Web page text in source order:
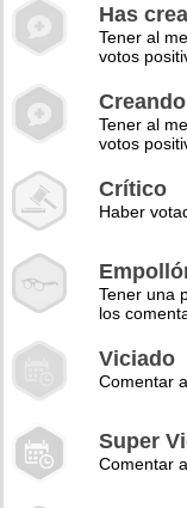
Has
Tener al
votos
Tener al
votos
Crítico
Haber
Tener una
los
Viciado
Comentar
Super
Comentar